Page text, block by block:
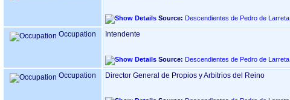
Source: Descendientes de Pedro de Larreta
Occupation Intendente
Source: Descendientes de Pedro de Larreta
Occupation Director General de Propios y Arbitrios del Reino